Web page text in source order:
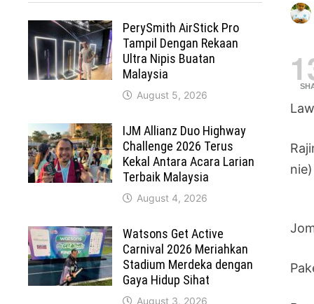
nie)
PerySmith AirStick Pro
Tampil Dengan Rekaan
Ultra Nipis Buatan
Malaysia
August 5, 2026
IJM Allianz Duo Highway
Challenge 2026 Terus
Kekal Antara Acara Larian
Terbaik Malaysia
August 4, 2026
Watsons Get Active
Carnival 2026 Meriahkan
Stadium Merdeka dengan
Gaya Hidup Sihat
August 3, 2026